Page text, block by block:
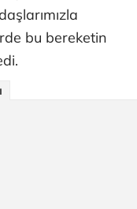
bu bereketin